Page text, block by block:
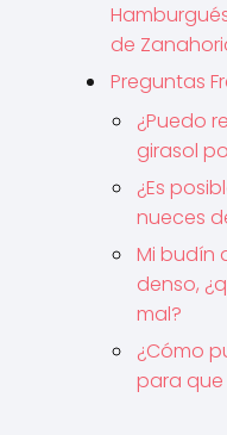
de
Preguntas
¿Puedo
girasol
¿Es
nueces
Mi budín
denso,
mal?
¿Cómo
para